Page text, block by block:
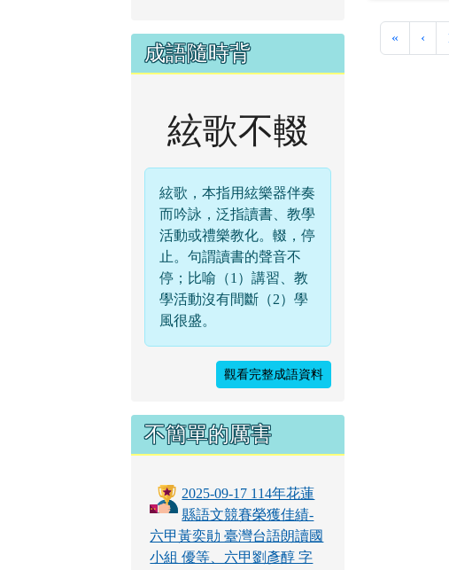
成語隨時背
絃歌不輟
絃歌，本指用絃樂器伴奏
而吟詠，泛指讀書、教學
活動或禮樂教化。輟，停
止。句謂讀書的聲音不
停；比喻（1）講習、教
學活動沒有間斷（2）學
風很盛。
觀看完整成語資料
不簡單的厲害
2025-09-17 114年花蓮
縣語文競賽榮獲佳績-
六甲黃奕勛 臺灣台語朗讀國
小組 優等、六甲劉彥醇 字
« 第一頁
‹ 上